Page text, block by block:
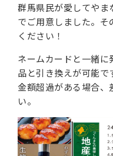
群馬県民が愛してやま
でご用意しました。
ください！
ネームカードと一緒
品と引き換えが可能で
金額超過がある場合、
い。